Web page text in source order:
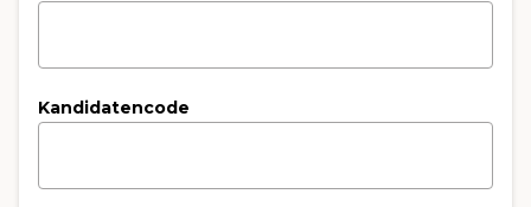
Kandidatencode